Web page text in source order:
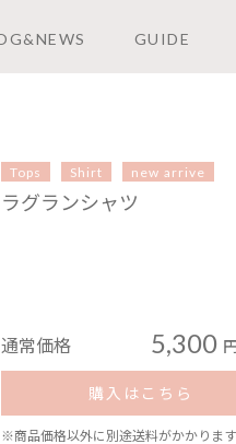
GUIDE
Tops Shirt new arrive
ラグランシャツ
通常価格 5,300
購入はこちら
※商品価格以外に別途送料がかかります